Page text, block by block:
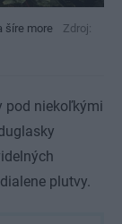
šíre more
Zdroj:
pod niekoľkými
plutvy.